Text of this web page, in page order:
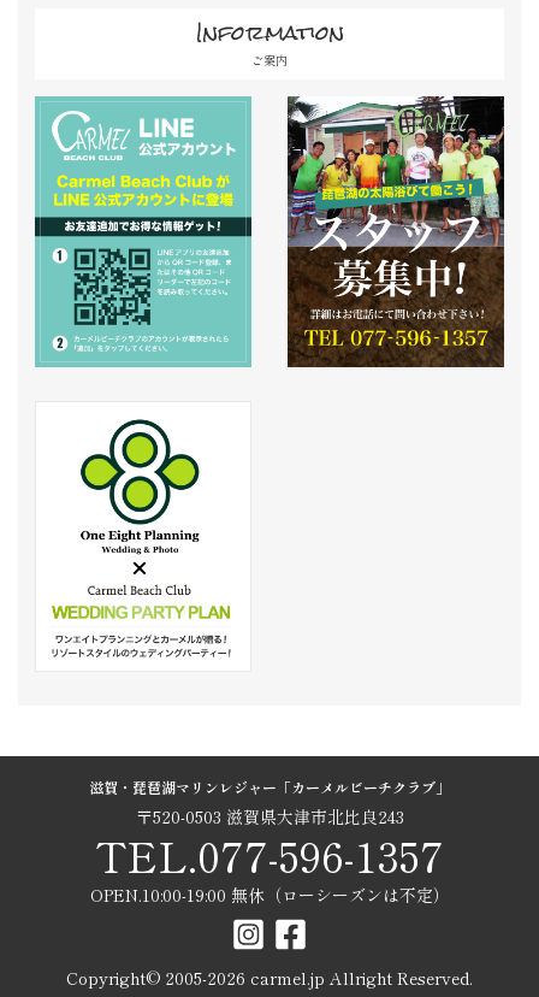
Information
ご案内
滋賀・琵琶湖マリンレジャー「カーメルビーチクラブ」
〒520-0503 滋賀県大津市北比良243
TEL.077-596-1357
OPEN.10:00-19:00 無休（ローシーズンは不定）
Copyright© 2005-2026 carmel.jp Allright Reserved.